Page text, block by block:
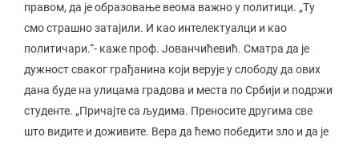
правом, да је образовање веома важно у политици. „Ту
смо страшно затајили. И као интелектуалци и као
политичари.“- каже проф. Јованчићевић. Сматра да је
дужност сваког грађанина који верује у слободу да ових
дана буде на улицама градова и места по Србији и подржи
студенте. „Причајте са људима. Преносите другима све
што видите и доживите. Вера да ћемо победити зло и да је